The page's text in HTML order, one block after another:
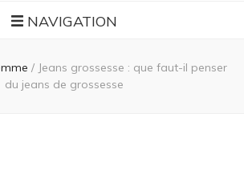
NAVIGATION
/ Jeans grossesse : que faut-il penser
du jeans de grossesse